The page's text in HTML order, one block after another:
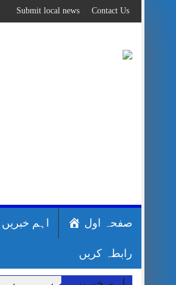
to
content
Contact Us
Submit local news
صفحہ اول اہم خبریں
رابطہ کریں